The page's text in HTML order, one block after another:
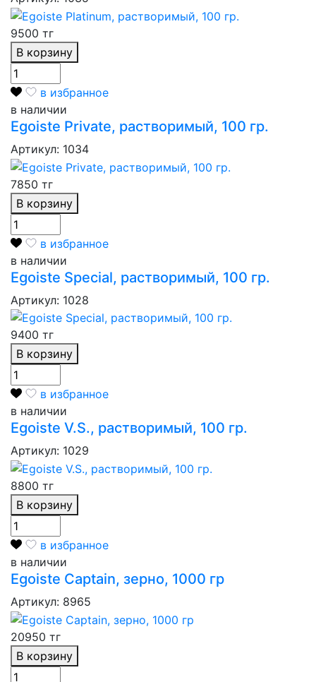
9500 тг
В корзину
в избранное
в наличии
Egoiste Private, растворимый, 100 гр.
Артикул: 1034
7850 тг
В корзину
в избранное
в наличии
Egoiste Special, растворимый, 100 гр.
Артикул: 1028
9400 тг
В корзину
в избранное
в наличии
Egoiste V.S., растворимый, 100 гр.
Артикул: 1029
8800 тг
В корзину
в избранное
в наличии
Egoiste Captain, зерно, 1000 гр
Артикул: 8965
20950 тг
В корзину